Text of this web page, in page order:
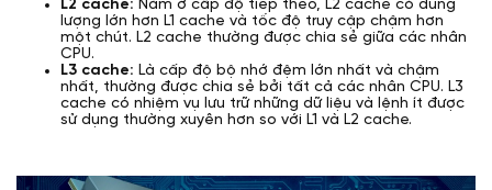
L2 cache: Nằm ở cấp độ tiếp theo, L2 cache có dung
lượng lớn hơn L1 cache và tốc độ truy cập chậm hơn
một chút. L2 cache thường được chia sẻ giữa các nhân
CPU.
L3 cache: Là cấp độ bộ nhớ đệm lớn nhất và chậm
nhất, thường được chia sẻ bởi tất cả các nhân CPU. L3
cache có nhiệm vụ lưu trữ những dữ liệu và lệnh ít được
sử dụng thường xuyên hơn so với L1 và L2 cache.